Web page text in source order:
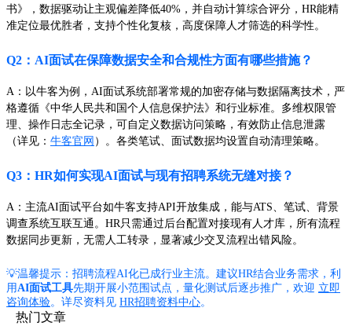
书》，数据驱动让主观偏差降低40%，并自动计算综合评分，HR能精
准定位最优胜者，支持个性化复核，高度保障人才筛选的科学性。
Q2：AI面试在保障数据安全和合规性方面有哪些措施？
A：以牛客为例，AI面试系统部署常规的加密存储与数据隔离技术，严
格遵循《中华人民共和国个人信息保护法》和行业标准。多维权限管
理、操作日志全记录，可自定义数据访问策略，有效防止信息泄露
（详见： 牛客官网 ）。各类笔试、面试数据均设置自动清理策略。
Q3：HR如何实现AI面试与现有招聘系统无缝对接？
A：主流AI面试平台如牛客支持API开放集成，能与ATS、笔试、背景
调查系统互联互通。HR只需通过后台配置对接现有人才库，所有流程
数据同步更新，无需人工转录，显著减少交叉流程出错风险。
💡温馨提示：招聘流程AI化已成行业主流。建议HR结合业务需求，利
用AI面试工具先期开展小范围试点，量化测试后逐步推广，欢迎 立即
咨询体验。详尽资料见 HR招聘资料中心。
热门文章